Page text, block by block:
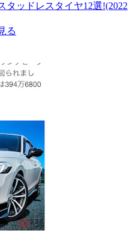
タッドレスタイヤ12選!(2022
る